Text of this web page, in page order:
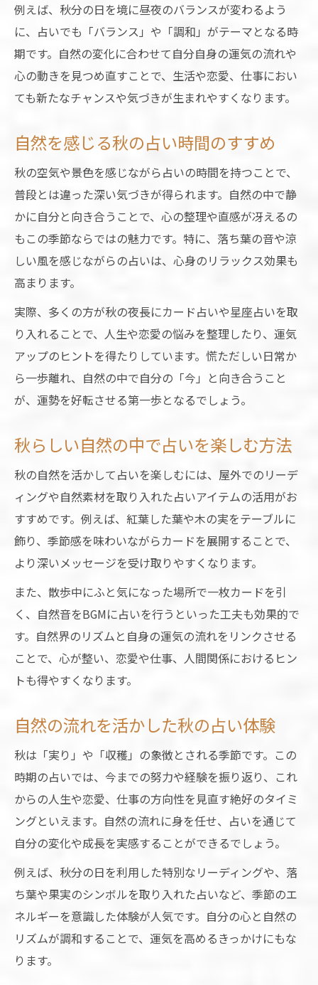
自然との対話を楽しむ秋の占い体験
秋らしさ感じる占いで心身リセット
秋の占いで心身をリフレッシュするコツ
自然を感じる占いで自己浄化を促す
自然の恵みと占いで心を整える習慣
秋の占いで新たな自分と出会う瞬間
秋の変化を占いで前向きに乗り越える方法
秋の変化に負けない占いの使い方
自然の移ろいと占いで気持ちを切替
占いで秋の不安を前向きに転換する
自然の力と占いで新しい自分を発見
恋愛にも効く秋の占いと自然のつながり
自然派占いが恋愛に与える影響とは
自然に寄り添う恋愛占いの活用例
秋の自然を感じて恋愛運をリセット
例えば、秋分の日を境に昼夜のバランスが変わるよう
に、占いでも「バランス」や「調和」がテーマとなる時
期です。自然の変化に合わせて自分自身の運気の流れや
心の動きを見つめ直すことで、生活や恋愛、仕事におい
ても新たなチャンスや気づきが生まれやすくなります。
自然を感じる秋の占い時間のすすめ
秋の空気や景色を感じながら占いの時間を持つことで、
普段とは違った深い気づきが得られます。自然の中で静
かに自分と向き合うことで、心の整理や直感が冴えるの
もこの季節ならではの魅力です。特に、落ち葉の音や涼
しい風を感じながらの占いは、心身のリラックス効果も
高まります。
実際、多くの方が秋の夜長にカード占いや星座占いを取
り入れることで、人生や恋愛の悩みを整理したり、運気
アップのヒントを得たりしています。慌ただしい日常か
ら一歩離れ、自然の中で自分の「今」と向き合うこと
が、運勢を好転させる第一歩となるでしょう。
秋らしい自然の中で占いを楽しむ方法
秋の自然を活かして占いを楽しむには、屋外でのリーデ
ィングや自然素材を取り入れた占いアイテムの活用がお
すすめです。例えば、紅葉した葉や木の実をテーブルに
飾り、季節感を味わいながらカードを展開することで、
より深いメッセージを受け取りやすくなります。
また、散歩中にふと気になった場所で一枚カードを引
く、自然音をBGMに占いを行うといった工夫も効果的で
す。自然界のリズムと自身の運気の流れをリンクさせる
ことで、心が整い、恋愛や仕事、人間関係におけるヒン
トも得やすくなります。
自然の流れを活かした秋の占い体験
秋は「実り」や「収穫」の象徴とされる季節です。この
時期の占いでは、今までの努力や経験を振り返り、これ
からの人生や恋愛、仕事の方向性を見直す絶好のタイミ
ングといえます。自然の流れに身を任せ、占いを通じて
自分の変化や成長を実感することができるでしょう。
例えば、秋分の日を利用した特別なリーディングや、落
ち葉や果実のシンボルを取り入れた占いなど、季節のエ
ネルギーを意識した体験が人気です。自分の心と自然の
リズムが調和することで、運気を高めるきっかけにもな
ります。